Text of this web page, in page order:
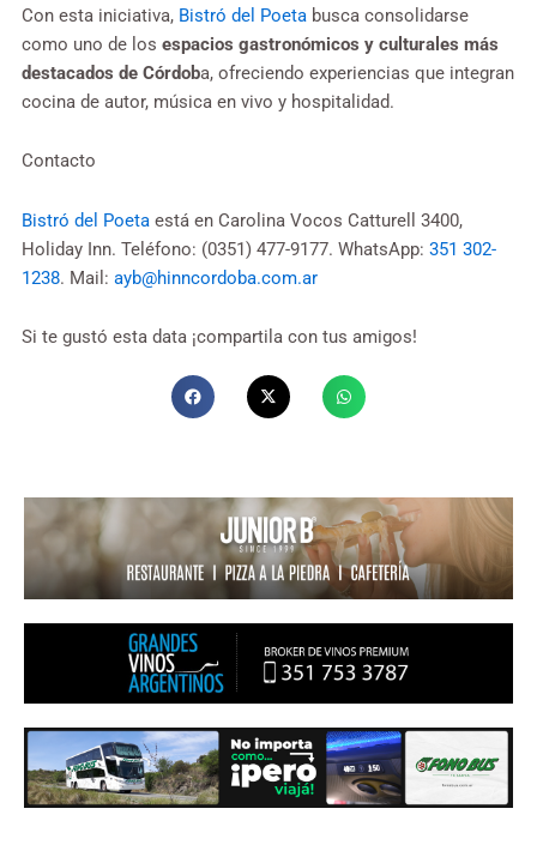
Con esta iniciativa, Bistró del Poeta busca consolidarse
como uno de los espacios gastronómicos y culturales más
destacados de Córdoba, ofreciendo experiencias que integran
cocina de autor, música en vivo y hospitalidad.
Contacto
Bistró del Poeta está en Carolina Vocos Catturell 3400,
Holiday Inn. Teléfono: (0351) 477-9177. WhatsApp: 351 302-
1238. Mail: ayb@hinncordoba.com.ar
Si te gustó esta data ¡compartila con tus amigos!